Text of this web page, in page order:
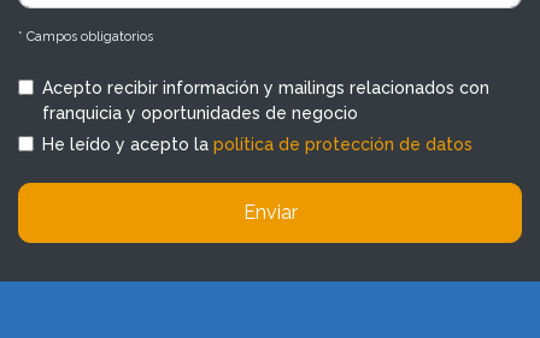
* Campos obligatorios
Acepto recibir información y mailings relacionados con
franquicia y oportunidades de negocio
He leído y acepto la política de protección de datos
Enviar